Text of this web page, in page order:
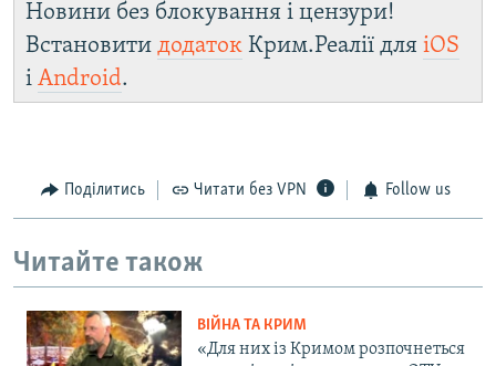
Новини без блокування і цензури!
Встановити додаток Крим.Реалії для iOS
і Android.
Поділитись Читати без VPN Follow us
Читайте також
ВІЙНА ТА КРИМ
«Для них із Кримом розпочнеться